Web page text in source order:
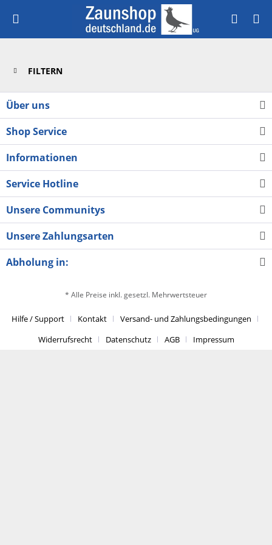
FILTERN
Über uns
Shop Service
Informationen
Service Hotline
Unsere Communitys
Unsere Zahlungsarten
Abholung in:
* Alle Preise inkl. gesetzl. Mehrwertsteuer
Hilfe / Support Kontakt
Versand- und Zahlungsbedingungen
Widerrufsrecht
Datenschutz AGB Impressum